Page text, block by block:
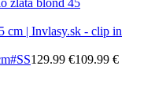
zlatá blond 45
#SS129.99 €109.99 €